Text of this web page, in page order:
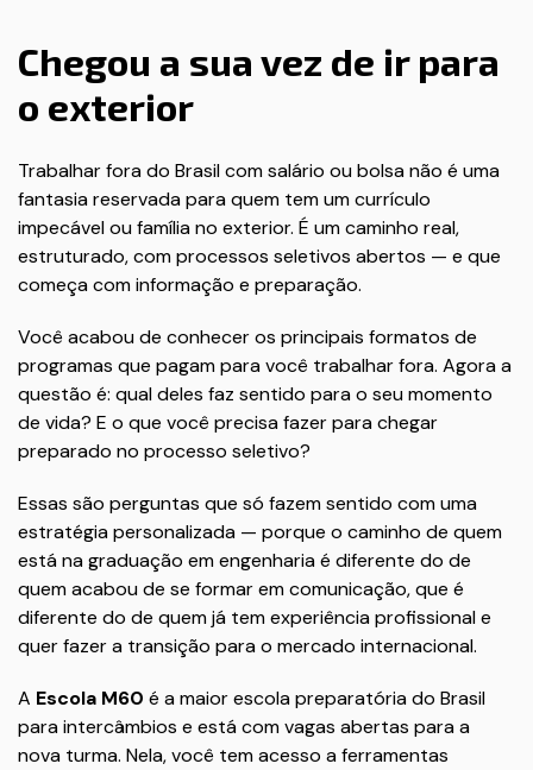
Chegou a sua vez de ir para
o exterior
Trabalhar fora do Brasil com salário ou bolsa não é uma
fantasia reservada para quem tem um currículo
impecável ou família no exterior. É um caminho real,
estruturado, com processos seletivos abertos — e que
começa com informação e preparação.
Você acabou de conhecer os principais formatos de
programas que pagam para você trabalhar fora. Agora a
questão é: qual deles faz sentido para o seu momento
de vida? E o que você precisa fazer para chegar
preparado no processo seletivo?
Essas são perguntas que só fazem sentido com uma
estratégia personalizada — porque o caminho de quem
está na graduação em engenharia é diferente do de
quem acabou de se formar em comunicação, que é
diferente do de quem já tem experiência profissional e
quer fazer a transição para o mercado internacional.
A Escola M60 é a maior escola preparatória do Brasil
para intercâmbios e está com vagas abertas para a
nova turma. Nela, você tem acesso a ferramentas